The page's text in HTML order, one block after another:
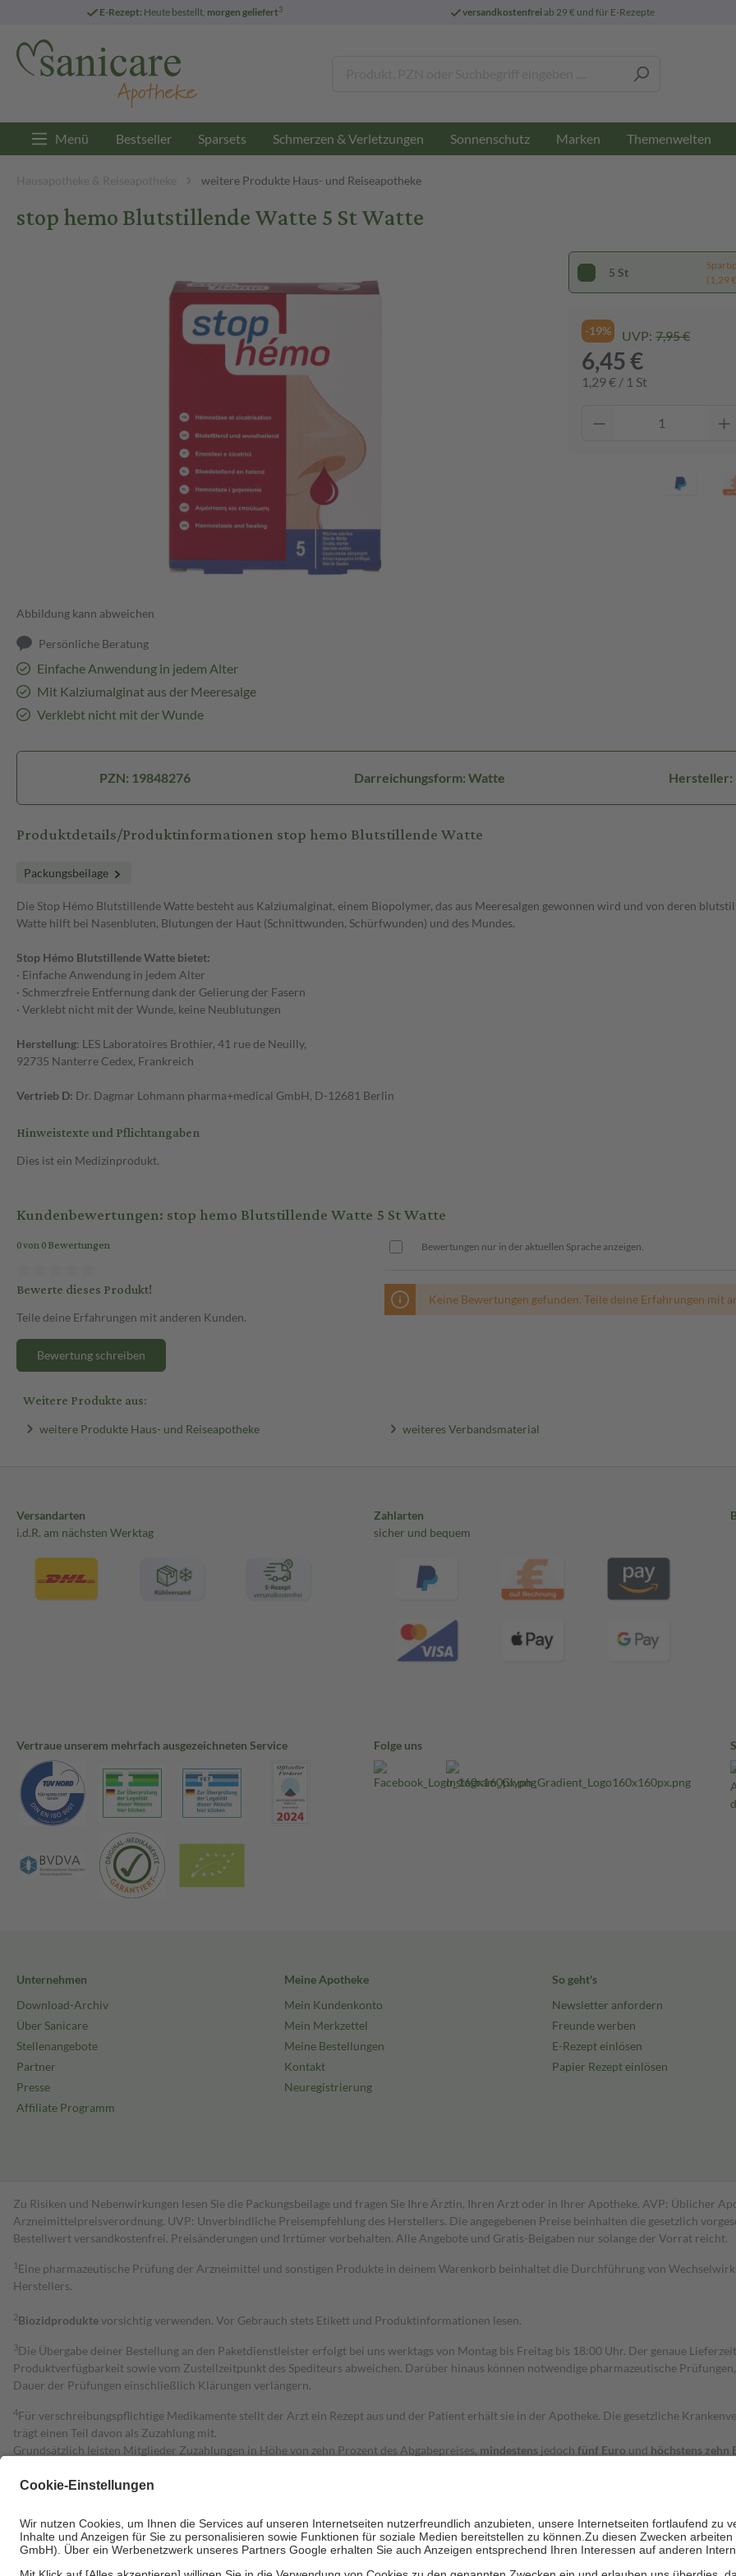
E-Rezept: Heute bestellt, morgen geliefert3 versandkostenfreiab 29 € und für E-Rezepte
Menü Bestseller Sparsets Schmerzen & Verletzungen Sonnenschutz Marken Themenwelten
Hausapotheke & Reiseapotheke weitere Produkte Haus- und Reiseapotheke
stop hemo Blutstillende Watte 5 St Watte
Abbildung kann abweichen
Persönliche Beratung
Einfache Anwendung in jedem Alter
Mit Kalziumalginat aus der Meeresalge
Verklebt nicht mit der Wunde
5 St
(1,29
-19% UVP: 7,95 €
6,45 €
1,29 € / 1 St
PZN: 19848276 Darreichungsform: Watte Hersteller:
Produktdetails/Produktinformationen stop hemo Blutstillende Watte
Packungsbeilage
Die Stop Hémo Blutstillende Watte besteht aus Kalziumalginat, einem Biopolymer, das aus Meeresalgen gewonnen wird und von deren
Watte hilft bei Nasenbluten, Blutungen der Haut (Schnittwunden, Schürfwunden) und des Mundes.
Stop Hémo Blutstillende Watte bietet:
· Einfache Anwendung in jedem Alter
· Schmerzfreie Entfernung dank der Gelierung der Fasern
· Verklebt nicht mit der Wunde, keine Neublutungen
Herstellung: LES Laboratoires Brothier, 41 rue de Neuilly,
92735 Nanterre Cedex, Frankreich
Vertrieb D: Dr. Dagmar Lohmann pharma+medical GmbH, D-12681 Berlin
Hinweistexte und Pflichtangaben
Dies ist ein Medizinprodukt.
Kundenbewertungen: stop hemo Blutstillende Watte 5 St Watte
0 von 0 Bewertungen
Bewerte dieses Produkt!
Teile deine Erfahrungen mit anderen Kunden.
Bewertung schreiben
Bewertungen nur in der aktuellen Sprache anzeigen.
Keine Bewertungen gefunden. Teile deine Erfahrungen mit
Weitere Produkte aus:
weitere Produkte Haus- und Reiseapotheke weiteres Verbandsmaterial
Versandarten
i.d.R. am nächsten Werktag
Zahlarten
sicher und bequem
Vertraue unserem mehrfach ausgezeichneten Service Folge uns
Unternehmen
Download-Archiv
Über Sanicare
Stellenangebote
Partner
Presse
Affiliate Programm
Meine Apotheke
Mein Kundenkonto
Mein Merkzettel
Meine Bestellungen
Kontakt
Neuregistrierung
So geht's
Newsletter anfordern
Freunde werben
E-Rezept einlösen
Papier Rezept einlösen
Zu Risiken und Nebenwirkungen lesen Sie die Packungsbeilage und fragen Sie Ihre Ärztin, Ihren Arzt oder in Ihrer Apotheke. AVP: Üblicher
Arzneimittelpreisverordnung. UVP: Unverbindliche Preisempfehlung des Herstellers. Die angegebenen Preise beinhalten die gesetzlich
Bestell­wert versand­kosten­frei. Preisänderungen und Irrtümer vorbehalten. Alle Angebote und Gratis-Beigaben nur solange der Vorrat reicht.
1 Eine pharmazeutische Prüfung der Arzneimittel und sonstigen Produkte in deinem Warenkorb beinhaltet die Durchführung von
Herstellers.
2Biozidproduktevorsichtig verwenden. Vor Gebrauch stets Etikett und Produktinformationen lesen.
3Die Übergabe deiner Bestellung an den Paketdienstleister erfolgt bei uns werktags von Montag bis Freitag bis 18:00 Uhr. Der genaue
Produktverfügbarkeit sowie vom Zustellzeitpunkt des Spediteurs abweichen. Darüber hinaus können notwendige pharmazeutische
Dauer der Prüfungen einschließlich Klärungen verlängern.
4Für verschreibungspflichtige Medikamente stellt der Arzt ein Rezept aus und der Patient erhält sie in der Apotheke. Die gesetzliche
trägt einen Teil davon als Zuzahlung mit.
Grundsätzlich leisten Mitglieder Zuzahlungen in Höhe von zehn Prozent des Abgabepreises, mindestens jedoch fünf Euro und höchstens zehn
Diese Regeln gelten grundsätzlich auch für Online-Apotheken.
Um das Engagement der Versicherten für ihre eigene Gesundheit zu stärken und die besondere Stellung der Familie zu unterstützen, fallen
• Kindern und Jugendlichen bis zum vollendeten 18. Lebensjahr mit Ausnahme der Fahrkosten
• Untersuchungen zur Vorsorge und Früherkennung, die von der GKV getragen werden
• empfohlenen Schutzimpfungen